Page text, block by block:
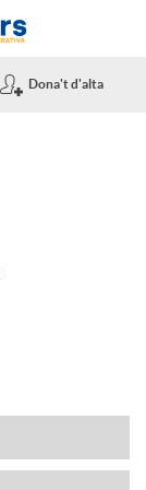
Dona't d'alta